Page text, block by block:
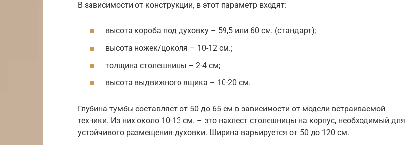
В зависимости от конструкции, в этот параметр входят:
высота короба под духовку – 59,5 или 60 см. (стандарт);
высота ножек/цоколя – 10-12 см.;
толщина столешницы – 2-4 см;
высота выдвижного ящика – 10-20 см.
Глубина тумбы составляет от 50 до 65 см в зависимости от модели встраиваемой
техники. Из них около 10-13 см. – это нахлест столешницы на корпус, необходимый для
устойчивого размещения духовки. Ширина варьируется от 50 до 120 см.